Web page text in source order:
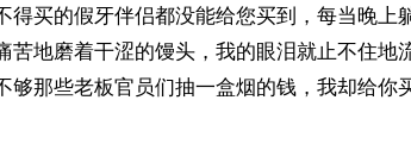
得买的假牙伴侣都没能给您买到，每当晚上
苦地磨着干涩的馒头，我的眼泪就止不住